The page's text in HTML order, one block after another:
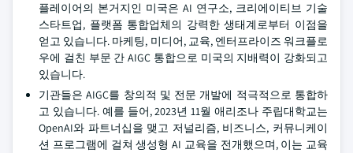
플레이어의 본거지인 미국은 AI 연구소, 크리에이티브 기술
스타트업, 플랫폼 통합업체의 강력한 생태계로부터 이점을
얻고 있습니다. 마케팅, 미디어, 교육, 엔터프라이즈 워크플로
우에 걸친 부문 간 AIGC 통합으로 미국의 지배력이 강화되고
있습니다.
기관들은 AIGC를 창의적 및 전문 개발에 적극적으로 통합하
고 있습니다. 예를 들어, 2023년 11월 애리조나 주립대학교는
OpenAI와 파트너십을 맺고 저널리즘, 비즈니스, 커뮤니케이
션 프로그램에 걸쳐 생성형 AI 교육을 전개했으며, 이는 교육